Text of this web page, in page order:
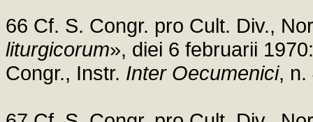
66 Cf. S. Congr. pro Cult. Div.,
liturgicorum», diei 6 februarii
Congr., Instr. Inter Oecumenici, n.